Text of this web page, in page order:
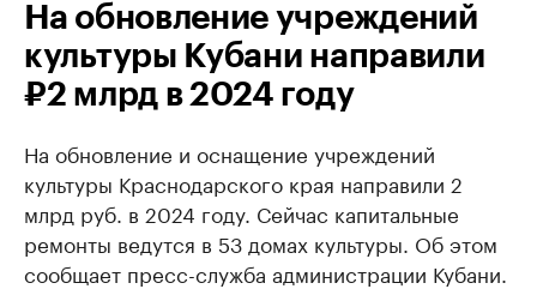
На обновление учреждений
культуры Кубани направили
₽2 млрд в 2024 году
На обновление и оснащение учреждений
культуры Краснодарского края направили 2
млрд руб. в 2024 году. Сейчас капитальные
ремонты ведутся в 53 домах культуры. Об этом
сообщает пресс-служба администрации Кубани.